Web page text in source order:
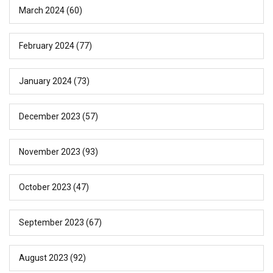
March 2024(60)
February 2024(77)
January 2024(73)
December 2023 (57)
November 2023 (93)
October 2023 (47)
September 2023 (67)
August 2023 (92)